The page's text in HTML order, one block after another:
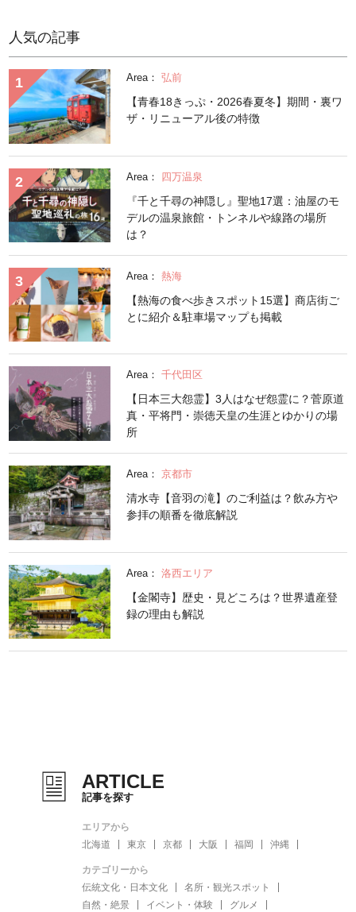
人気の記事
Area： 弘前
【青春18きっぷ・2026春夏冬】期間・裏ワ
ザ・リニューアル後の特徴
Area： 四万温泉
『千と千尋の神隠し』聖地17選：油屋のモ
デルの温泉旅館・トンネルや線路の場所
は？
Area： 熱海
【熱海の食べ歩きスポット15選】商店街ご
とに紹介＆駐車場マップも掲載
Area： 千代田区
【日本三大怨霊】3人はなぜ怨霊に？菅原道
真・平将門・崇徳天皇の生涯とゆかりの場
所
Area： 京都市
清水寺【音羽の滝】のご利益は？飲み方や
参拝の順番を徹底解説
Area： 洛西エリア
【金閣寺】歴史・見どころは？世界遺産登
録の理由も解説
ARTICLE
記事を探す
エリアから
北海道
東京 京都 大阪 福岡 沖縄
カテゴリーから
伝統文化・日本文化
名所・観光スポット
自然・絶景
イベント・体験
グルメ